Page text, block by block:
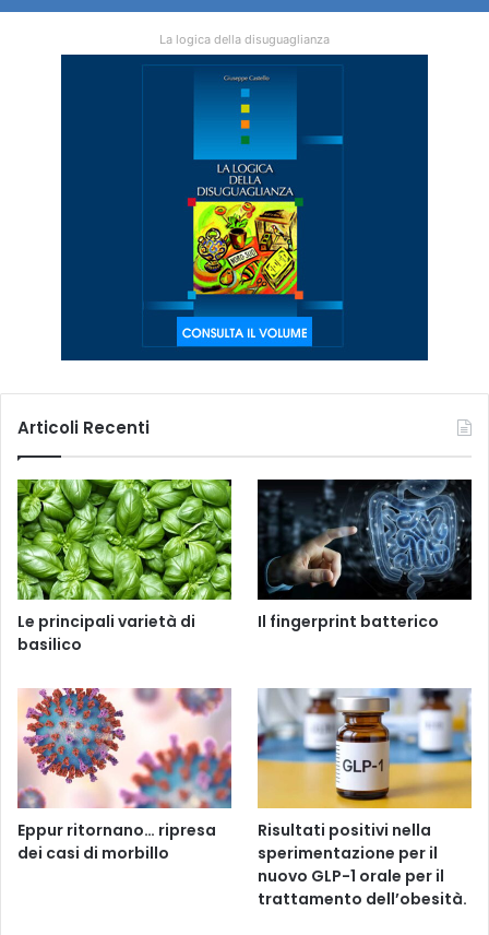
La logica della disuguaglianza
Articoli Recenti
Le principali varietà di
basilico
Il fingerprint batterico
Eppur ritornano… ripresa
dei casi di morbillo
Risultati positivi nella
sperimentazione per il
nuovo GLP-1 orale per il
trattamento dell’obesità.